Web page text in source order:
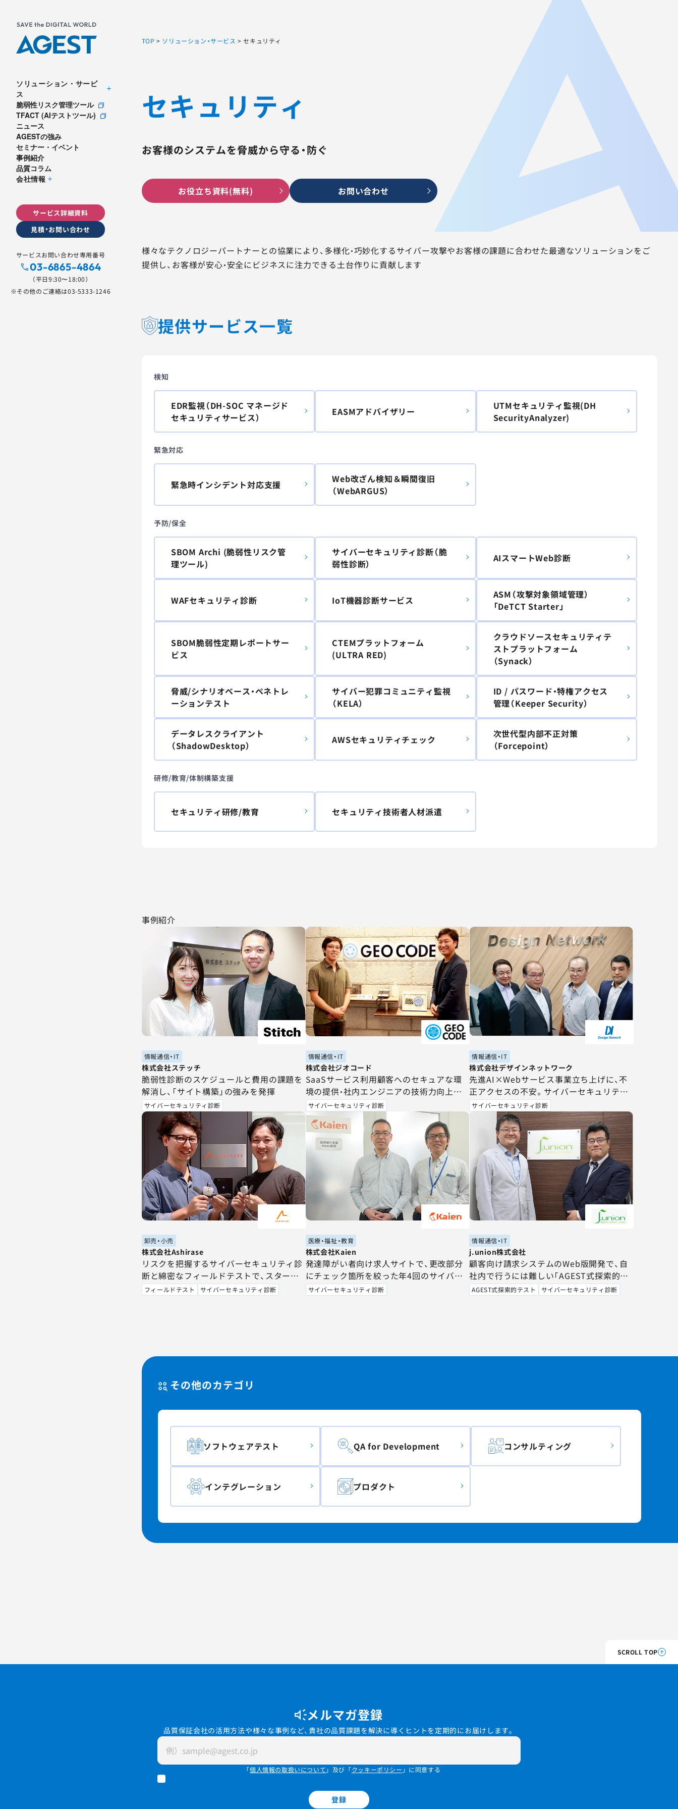
ソリューション・サービ
ス
脆弱性リスク管理ツール
TFACT (AIテストツール)
ニュース
AGESTの強み
セミナー・イベント
事例紹介
品質コラム
会社情報
サービス詳細資料
見積・お問い合わせ
サービスお問い合わせ専用番号
03-6865-4864
（平日9:30〜18:00）
※その他のご連絡は03-5333-1246
TOP > ソリューション・サービス >セキュリティ
セキュリティ
お客様のシステムを脅威から守る・防ぐ
お役立ち資料(無料) お問い合わせ
様々なテクノロジーパートナーとの協業により、多様化・巧妙化するサイバー攻撃やお客様の課題に合わせた最適なソリューションをご
提供し、お客様が安心・安全にビジネスに注力できる土台作りに貢献します
提供サービス一覧
検知
EDR監視（DH-SOC マネージド
セキュリティサービス）
EASMアドバイザリー
UTMセキュリティ監視(DH
SecurityAnalyzer)
緊急対応
緊急時インシデント対応支援
Web改ざん検知＆瞬間復旧
（WebARGUS）
予防/保全
SBOM Archi (脆弱性リスク管
理ツール)
サイバーセキュリティ診断（脆
弱性診断）
AIスマートWeb診断
WAFセキュリティ診断 IoT機器診断サービス
ASM（攻撃対象領域管理）
「DeTCT Starter」
SBOM脆弱性定期レポートサー
ビス
CTEMプラットフォーム
(ULTRA RED)
クラウドソースセキュリティテ
ストプラットフォーム
（Synack）
脅威/シナリオベース・ペネトレ
ーションテスト
サイバー犯罪コミュニティ監視
（KELA）
ID / パスワード・特権アクセス
管理（Keeper Security）
データレスクライアント
（ShadowDesktop）
AWSセキュリティチェック
次世代型内部不正対策
（Forcepoint）
研修/教育/体制構築支援
セキュリティ研修/教育 セキュリティ技術者人材派遣
事例紹介
情報通信・IT
株式会社ステッチ
脆弱性診断のスケジュールと費用の課題を
解消し、「サイト構築」の強みを発揮
サイバーセキュリティ診断
情報通信・IT
株式会社ジオコード
SaaSサービス利用顧客へのセキュアな環
境の提供・社内エンジニアの技術力向上に
つながったサイバーセキュリティ診断。診
断項目を厳選することで費用面の課題もク
リア
サイバーセキュリティ診断
情報通信・IT
株式会社デザインネットワーク
先進AI×Webサービス事業立ち上げに、不
正アクセスの不安。サイバーセキュリティ
診断で得たのは、セキュリティ対策に対す
る幅広い視野
サイバーセキュリティ診断
卸売・小売
株式会社Ashirase
リスクを把握するサイバーセキュリティ診
断と綿密なフィールドテストで、スタート
アップの挑戦を支援。プロならではの知見
で製品の安全性・品質向上に貢献
フィールドテスト サイバーセキュリティ診断
医療・福祉・教育
株式会社Kaien
発達障がい者向け求人サイトで、更改部分
にチェック箇所を絞った年4回のサイバー
セキュリティ診断で、コストを抑えながら
信頼性を担保
サイバーセキュリティ診断
情報通信・IT
j.union株式会社
顧客向け請求システムのWeb版開発で、自
社内で行うには難しい「AGEST式探索的テ
スト」と「サイバーセキュリティ診断（脆弱
性診断）」をテスト専門会社へ委託し、安心・
AGEST式探索的テスト サイバーセキュリティ診断
その他のカテゴリ
ソフトウェアテスト QA for Development コンサルティング
インテグレーション プロダクト
SCROLL TOP
メルマガ登録
品質保証会社の活用方法や様々な事例など、貴社の品質課題を解決に導くヒントを定期的にお届けします。
「個人情報の取扱いについて 」及び「クッキーポリシー 」に同意する
登録